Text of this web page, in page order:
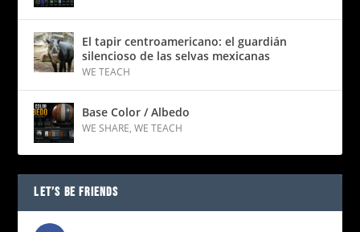
El tapir centroamericano: el guardián
silencioso de las selvas mexicanas
WE TEACH
Base Color / Albedo
WE SHARE,WE TEACH
LET’S BE FRIENDS